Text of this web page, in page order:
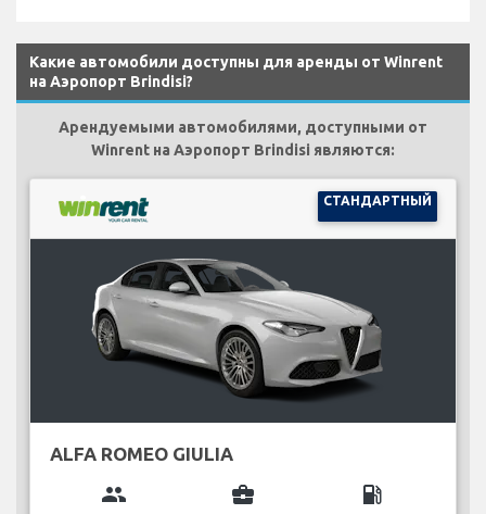
Какие автомобили доступны для аренды от Winrent
на Аэропорт Brindisi?
Арендуемыми автомобилями, доступными от
Winrent на Аэропорт Brindisi являются:
СТАНДАРТНЫЙ
ALFA ROMEO GIULIA
group business_center local_gas_station